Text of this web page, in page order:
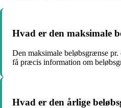
Hvad er den maksimale
Den maksimale beløbsgrænse
få præcis information om
Hvad er den årlige